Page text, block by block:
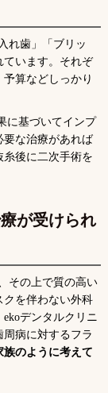
れ歯」「ブリッ
ています。それぞ
算などしっかり
に基づいてインプ
要な治療があれば
後に二次手術を
が受けられ
その上で質の高い
クを伴わない外科
デンタルクリニ
病に対するフラ
族のように考えて